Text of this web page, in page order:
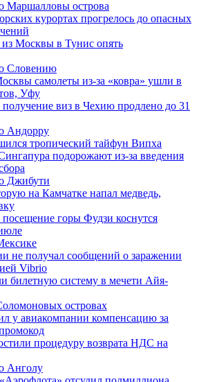
Маршалловы острова
курортах прогрелось до опасных
Москвы в Тунис опять
Словению
самолеты из-за «ковра» ушли в
Уфу
виз в Чехию продлено до 31
Андорру
тропический тайфун Випха
подорожают из-за введения
Джибути
на Камчатке напал медведь,
горы Фудзи коснутся
не получал сообщений о заражении
Vibrio
билетную систему в мечети Айя-
островах
у авиакомпании компенсацию за
процедуру возврата НДС на
Анголу